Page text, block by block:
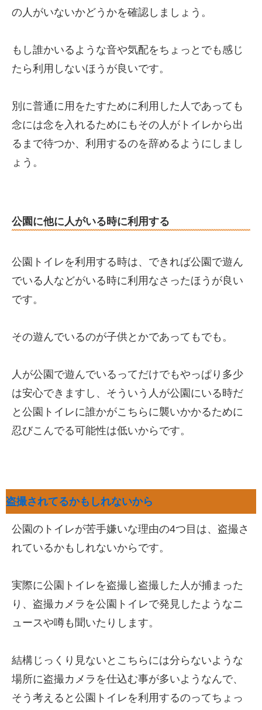
の人がいないかどうかを確認しましょう。
もし誰かいるような音や気配をちょっとでも感じ
たら利用しないほうが良いです。
別に普通に用をたすために利用した人であっても
念には念を入れるためにもその人がトイレから出
るまで待つか、利用するのを辞めるようにしまし
ょう。
公園に他に人がいる時に利用する
公園トイレを利用する時は、できれば公園で遊ん
でいる人などがいる時に利用なさったほうが良い
です。
その遊んでいるのが子供とかであってもでも。
人が公園で遊んでいるってだけでもやっぱり多少
は安心できますし、そういう人が公園にいる時だ
と公園トイレに誰かがこちらに襲いかかるために
忍びこんでる可能性は低いからです。
盗撮されてるかもしれないから
公園のトイレが苦手嫌いな理由の4つ目は、盗撮さ
れているかもしれないからです。
実際に公園トイレを盗撮し盗撮した人が捕まった
り、盗撮カメラを公園トイレで発見したようなニ
ュースや噂も聞いたりします。
結構じっくり見ないとこちらには分らないような
場所に盗撮カメラを仕込む事が多いようなんで、
そう考えると公園トイレを利用するのってちょっ